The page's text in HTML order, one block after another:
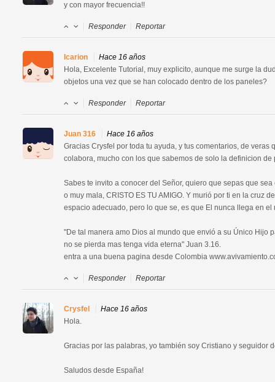
y con mayor frecuencia!!
Responder Reportar
Icarion
Hace 16 años
Hola, Excelente Tutorial, muy explicito, aunque me surge la
objetos una vez que se han colocado dentro de los paneles?
Responder Reportar
Juan 316
Hace 16 años
Gracias Crysfel por toda tu ayuda, y tus comentarios, de veras
colabora, mucho con los que sabemos de solo la definicion de
Sabes te invito a conocer del Señor, quiero que sepas que
o muy mala, CRISTO ES TU AMIGO. Y murió por ti en la cruz
espacio adecuado, pero lo que se, es que El nunca llega en el
"De tal manera amo Dios al mundo que envió a su Único Hijo
no se pierda mas tenga vida eterna" Juan 3.16.
entra a una buena pagina desde Colombia
Responder Reportar
Crysfel
Hace 16 años
Hola.
Gracias por las palabras, yo también soy Cristiano y seguidor
Saludos desde España!